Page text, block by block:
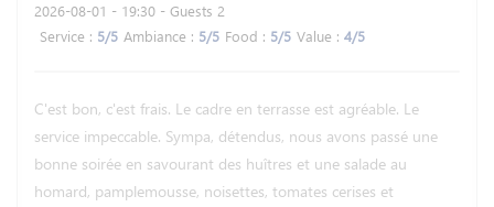
2026-08-01 - 19:30 - Guests 2
Service : 5/5 Ambiance : 5/5 Food : 5/5 Value : 4/5
C'est bon, c'est frais. Le cadre en terrasse est agréable. Le
service impeccable. Sympa, détendus, nous avons passé une
bonne soirée en savourant des huîtres et une salade au
homard, pamplemousse, noisettes, tomates cerises et